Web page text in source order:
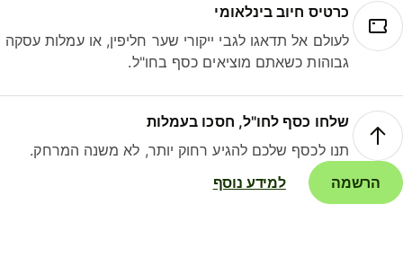
כרטיס חיוב בינלאומי
לעולם אל תדאגו לגבי ייקורי שער חליפין, או עמלות עסקה
גבוהות כשאתם מוציאים כסף בחו"ל.
שלחו כסף לחו"ל, חסכו בעמלות
תנו לכסף שלכם להגיע רחוק יותר, לא משנה המרחק.
הרשמה
למידע נוסף